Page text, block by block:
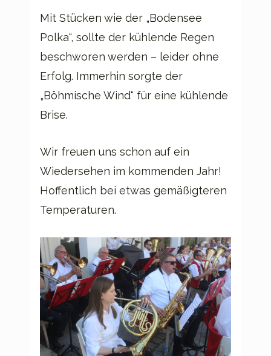
Mit Stücken wie der „Bodensee
Polka“, sollte der kühlende Regen
beschworen werden – leider ohne
Erfolg. Immerhin sorgte der
„Böhmische Wind“ für eine kühlende
Brise.
Wir freuen uns schon auf ein
Wiedersehen im kommenden Jahr!
Hoffentlich bei etwas gemäßigteren
Temperaturen.